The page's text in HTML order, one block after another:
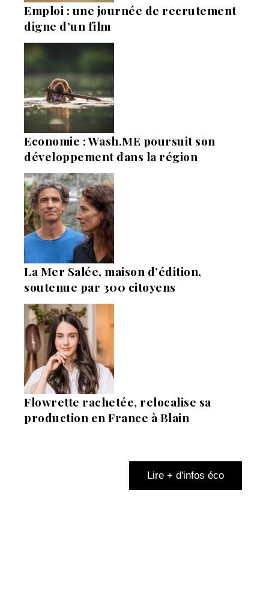
Emploi : une journée de recrutement
digne d’un film
Economie : Wash.ME poursuit son
développement dans la région
La Mer Salée, maison d’édition,
soutenue par 300 citoyens
Flowrette rachetée, relocalise sa
production en France à Blain
Lire + d'infos éco